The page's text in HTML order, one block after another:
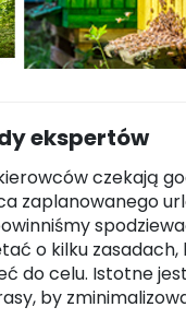
ekspertów
czekają
zaplanowanego
o kilku
do celu. Istotne
by